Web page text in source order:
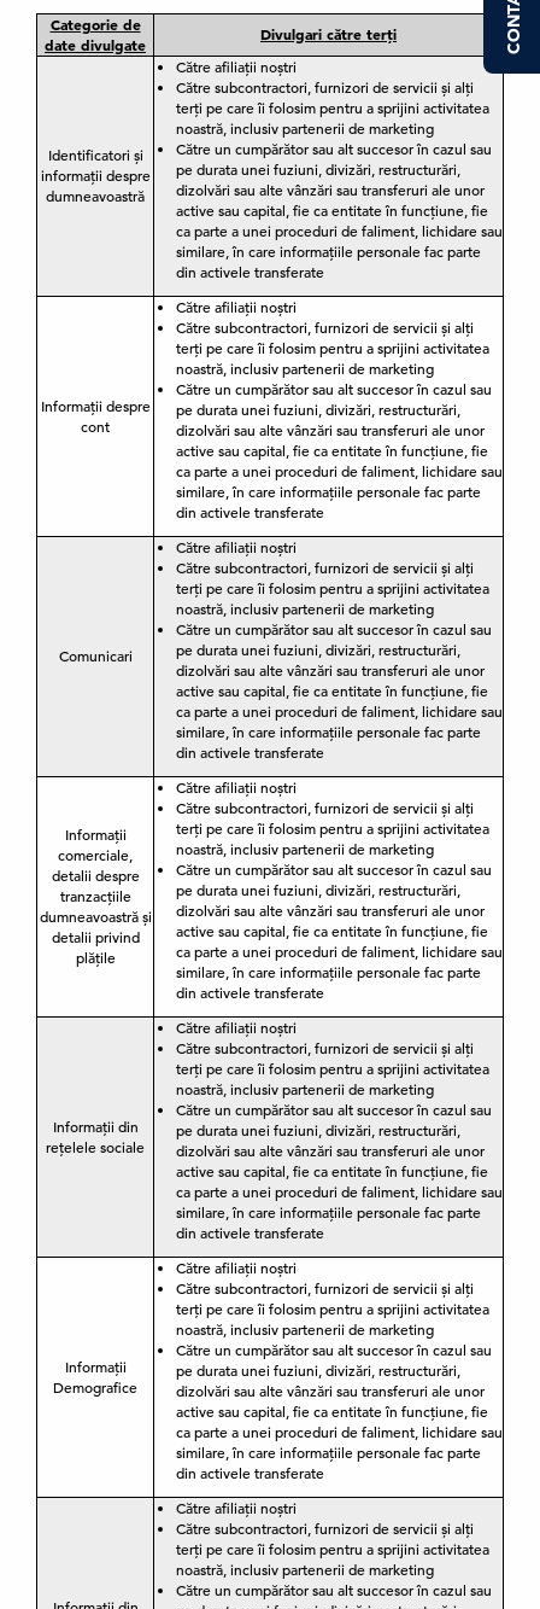
Categorie de
date divulgate
Divulgari către terți
Identificatori și
informații despre
dumneavoastră
Către afiliații noștri
Către subcontractori, furnizori de servicii și alți
terți pe care îi folosim pentru a sprijini activitatea
noastră, inclusiv partenerii de marketing
Către un cumpărător sau alt succesor în cazul sau
pe durata unei fuziuni, divizări, restructurări,
dizolvări sau alte vânzări sau transferuri ale unor
active sau capital, fie ca entitate în funcțiune, fie
ca parte a unei proceduri de faliment, lichidare sau
similare, în care informațiile personale fac parte
din activele transferate
Informații despre
cont
Către afiliații noștri
Către subcontractori, furnizori de servicii și alți
terți pe care îi folosim pentru a sprijini activitatea
noastră, inclusiv partenerii de marketing
Către un cumpărător sau alt succesor în cazul sau
pe durata unei fuziuni, divizări, restructurări,
dizolvări sau alte vânzări sau transferuri ale unor
active sau capital, fie ca entitate în funcțiune, fie
ca parte a unei proceduri de faliment, lichidare sau
similare, în care informațiile personale fac parte
din activele transferate
Comunicari
Către afiliații noștri
Către subcontractori, furnizori de servicii și alți
terți pe care îi folosim pentru a sprijini activitatea
noastră, inclusiv partenerii de marketing
Către un cumpărător sau alt succesor în cazul sau
pe durata unei fuziuni, divizări, restructurări,
dizolvări sau alte vânzări sau transferuri ale unor
active sau capital, fie ca entitate în funcțiune, fie
ca parte a unei proceduri de faliment, lichidare sau
similare, în care informațiile personale fac parte
din activele transferate
Informații
comerciale,
detalii despre
tranzacțiile
dumneavoastră și
detalii privind
plățile
Către afiliații noștri
Către subcontractori, furnizori de servicii și alți
terți pe care îi folosim pentru a sprijini activitatea
noastră, inclusiv partenerii de marketing
Către un cumpărător sau alt succesor în cazul sau
pe durata unei fuziuni, divizări, restructurări,
dizolvări sau alte vânzări sau transferuri ale unor
active sau capital, fie ca entitate în funcțiune, fie
ca parte a unei proceduri de faliment, lichidare sau
similare, în care informațiile personale fac parte
din activele transferate
Informații din
rețelele sociale
Către afiliații noștri
Către subcontractori, furnizori de servicii și alți
terți pe care îi folosim pentru a sprijini activitatea
noastră, inclusiv partenerii de marketing
Către un cumpărător sau alt succesor în cazul sau
pe durata unei fuziuni, divizări, restructurări,
dizolvări sau alte vânzări sau transferuri ale unor
active sau capital, fie ca entitate în funcțiune, fie
ca parte a unei proceduri de faliment, lichidare sau
similare, în care informațiile personale fac parte
din activele transferate
Informații
Demografice
Către afiliații noștri
Către subcontractori, furnizori de servicii și alți
terți pe care îi folosim pentru a sprijini activitatea
noastră, inclusiv partenerii de marketing
Către un cumpărător sau alt succesor în cazul sau
pe durata unei fuziuni, divizări, restructurări,
dizolvări sau alte vânzări sau transferuri ale unor
active sau capital, fie ca entitate în funcțiune, fie
ca parte a unei proceduri de faliment, lichidare sau
similare, în care informațiile personale fac parte
din activele transferate
Către afiliații noștri
Către subcontractori, furnizori de servicii și alți
terți pe care îi folosim pentru a sprijini activitatea
noastră, inclusiv partenerii de marketing
Către un cumpărător sau alt succesor în cazul sau